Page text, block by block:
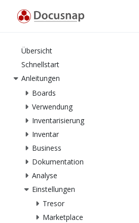
Übersicht
Schnellstart
Anleitungen
Boards
Verwendung
Inventarisierung
Inventar
Business
Dokumentation
Analyse
Einstellungen
Tresor
Marketplace